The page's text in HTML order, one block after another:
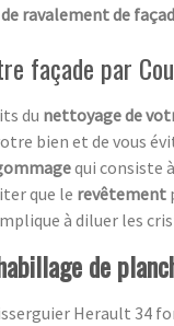
ravalement de
façade par
du nettoyage de
bien et de vous
qui consiste
que le revêtement
à diluer les
de
Herault 34